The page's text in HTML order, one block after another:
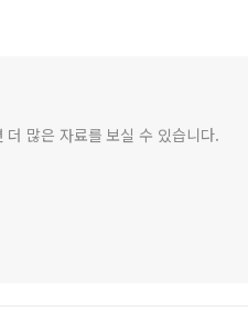
많은 자료를 보실 수 있습니다.